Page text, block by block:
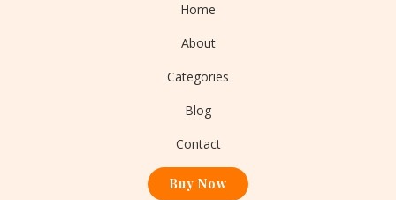
Home
About
Categories
Blog
Contact
Buy Now